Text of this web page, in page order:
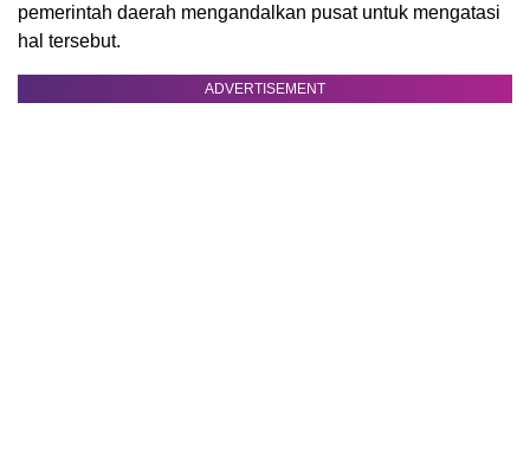
pemerintah daerah mengandalkan pusat untuk mengatasi
hal tersebut.
ADVERTISEMENT